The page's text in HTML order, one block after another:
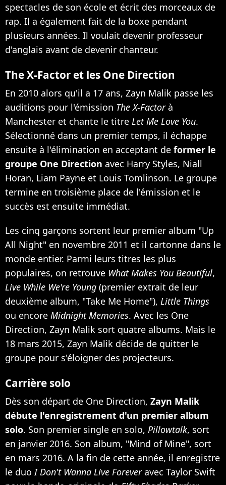
spectacles de son école et écrit des morceaux de
rap. Il a également fait de la boxe pendant
plusieurs années. Il voulait devenir professeur
d'anglais avant de devenir chanteur.
The X-Factor et les One Direction
En 2010 alors qu'il a 17 ans, Zayn Malik passe les
auditions pour l'émission The X-Factorà
Manchester et chante le titre Let Me Love You.
Sélectionné dans un premier temps, il échappe
ensuite à l'élimination en acceptant de former le
groupe One Direction avec Harry Styles, Niall
Horan, Liam Payne et Louis Tomlinson. Le groupe
termine en troisième place de l'émission et le
succès est ensuite immédiat.
Les cinq garçons sortent leur premier album "Up
All Night" en novembre 2011 et il cartonne dans le
monde entier. Parmi leurs titres les plus
populaires, on retrouve What Makes You Beautiful,
Live While We're Young (premier extrait de leur
deuxième album, "Take Me Home"), Little Things
ou encore Midnight Memories. Avec les One
Direction, Zayn Malik sort quatre albums. Mais le
18 mars 2015, Zayn Malik décide de quitter le
groupe pour s'éloigner des projecteurs.
Carrière solo
Dès son départ de One Direction, Zayn Malik
débute l'enregistrement d'un premier album
solo. Son premier single en solo, Pillowtalk, sort
en janvier 2016. Son album, "Mind of Mine", sort
en mars 2016. A la fin de cette année, il enregistre
le duoI Don't Wanna Live Foreveravec Taylor Swift